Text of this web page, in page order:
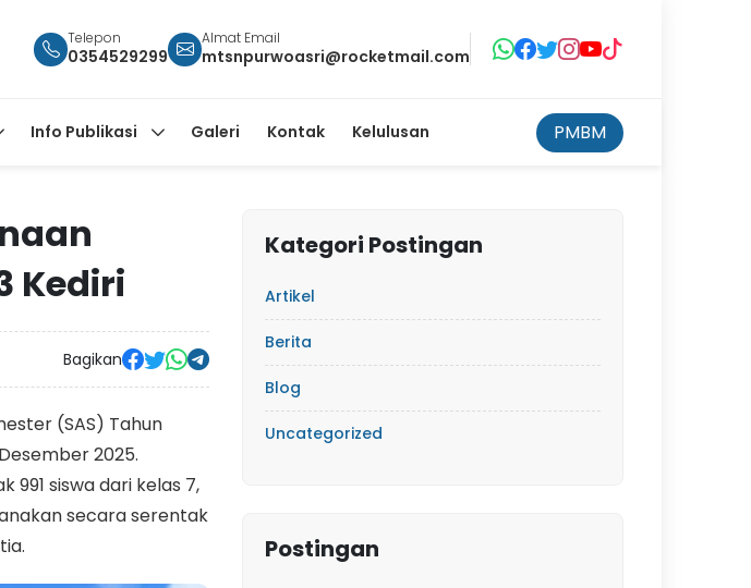
Telepon
0354529299
Almat Email
mtsnpurwoasri@rocketmail.com
Info Publikasi Galeri Kontak Kelulusan PMBM
Kediri
Bagikan
(SAS) Tahun
2025.
991 siswa dari kelas 7,
secara serentak
Kategori Postingan
Artikel
Berita
Blog
Uncategorized
Postingan